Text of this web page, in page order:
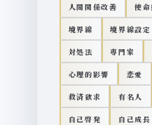
人間関係改善 使命
境界線 境界線設定
対処法 専門家
心理的影響 恋愛
救済欲求 有名人
自己啓発 自己成長